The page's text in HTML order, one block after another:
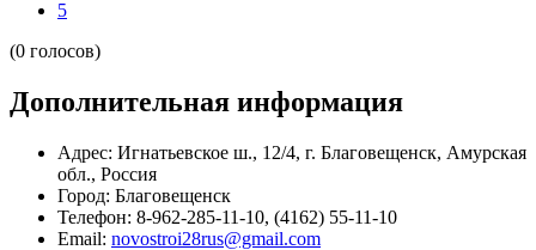
5
(0 голосов)
Дополнительная информация
Адрес: Игнатьевское ш., 12/4, г. Благовещенск, Амурская
обл., Россия
Город: Благовещенск
Телефон: 8-962-285-11-10, (4162) 55-11-10
Email: novostroi28rus@gmail.com